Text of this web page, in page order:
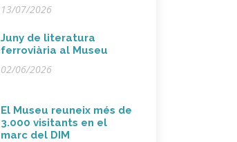
13/07/2026
Juny de literatura
ferroviària al Museu
02/06/2026
El Museu reuneix més de
3.000 visitants en el
marc del DIM